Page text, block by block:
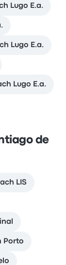
Lugo E.a.
Lugo E.a.
Lugo E.a.
de
LIS
Porto